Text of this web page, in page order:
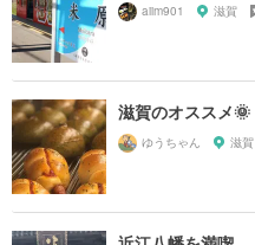
aiim901 滋賀
滋賀のオススメ🌞
ゆうちゃん 滋賀